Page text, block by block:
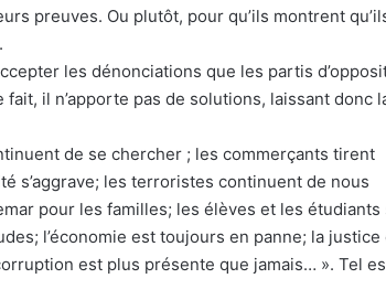
preuves. Ou plutôt, pour qu’ils montrent
les dénonciations que les partis
il n’apporte pas de solutions, laissant donc
de se chercher ; les commerçants tirent
s’aggrave; les terroristes continuent de nous
pour les familles; les élèves et les étudiants
l’économie est toujours en panne; la justice
est plus présente que jamais… ». Tel